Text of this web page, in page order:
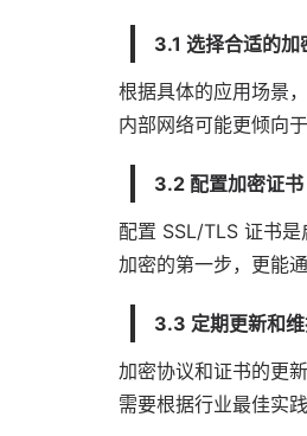
3.1 选择合适的加
根据具体的应用场景
内部网络可能更倾向
3.2 配置加密证书
配置 SSL/TLS 证书
加密的第一步，更能
3.3 定期更新和
加密协议和证书的更
需要根据行业最佳实